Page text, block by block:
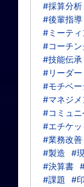
#採算分析
#後輩指導
#ミーティ
#コーチン
#技能伝承
#リーダー
#モチベ
#マネジメ
#コミュニ
#エチケッ
#業務改善
#製造
#
#決算書
#課題
#